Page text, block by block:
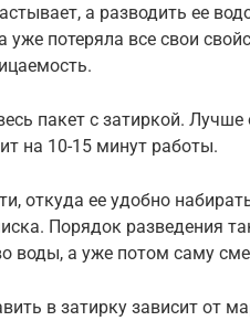
а разводить ее
потеряла все свои
пакет с затиркой. Лучше
на 10-15 минут работы.
откуда ее удобно
Порядок разведения
воды, а уже потом саму
в затирку зависит от